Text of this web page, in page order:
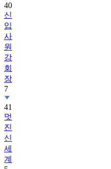
40
신
입
사
원
강
회
장
7
41
멋
진
신
세
계